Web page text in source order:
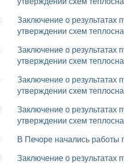
Заключение о результатах публичных слушаний, состоявшихся 25 мая 2026 года, МР «Печора» (Об
утверждении схем
Заключение о результатах публичных слушаний, состоявшихся 25 мая 2026 года, МР «Печора» (Об
утверждении схем
Заключение о результатах публичных слушаний, состоявшихся 25 мая 2026 года, МР «Печора» (Об
утверждении схем
Заключение о результатах публичных слушаний, состоявшихся 25 мая 2026 года, МР «Печора» (Об
утверждении схем
В Печоре начались
Заключение о результатах публичных слушаний, состоявшихся 25 мая 2026 года, ГП «Печора» (Об